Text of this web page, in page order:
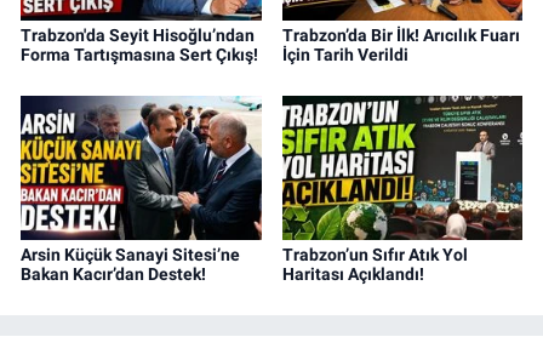
Trabzon'da Seyit Hisoğlu’ndan
Forma Tartışmasına Sert Çıkış!
Trabzon’da Bir İlk! Arıcılık Fuarı
İçin Tarih Verildi
Arsin Küçük Sanayi Sitesi’ne
Bakan Kacır’dan Destek!
Trabzon’un Sıfır Atık Yol
Haritası Açıklandı!